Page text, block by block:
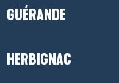
GUÉRANDE
HERBIGNAC
Les producteurs de la
vous invitent à
passionnés,...